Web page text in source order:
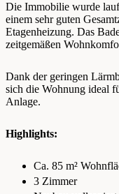
Die Immobilie wurde
einem sehr guten
Etagenheizung. Das
zeitgemäßen
Dank der geringen
sich die Wohnung ideal
Anlage.
Highlights:
Ca. 85 m²
3 Zimmer